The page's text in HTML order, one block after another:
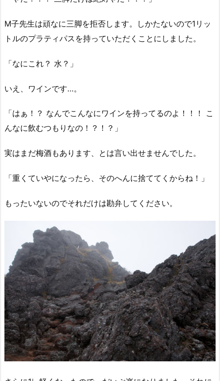
M子先生は頑なに三脚を拒否します。しかたないので1リッ
トルのプラティパスを持っていただくことにしました。
「なにこれ？ 水？」
いえ、ワインです…。
「はぁ！？ なんでこんなにワインを持ってるのよ！！！ こ
んなに飲むつもりなの！？！？」
実はまだ梅酒もあります、とは言い出せませんでした。
「重くていやになったら、そのへんに捨ててくからね！」
もったいないのでそれだけは勘弁してください。